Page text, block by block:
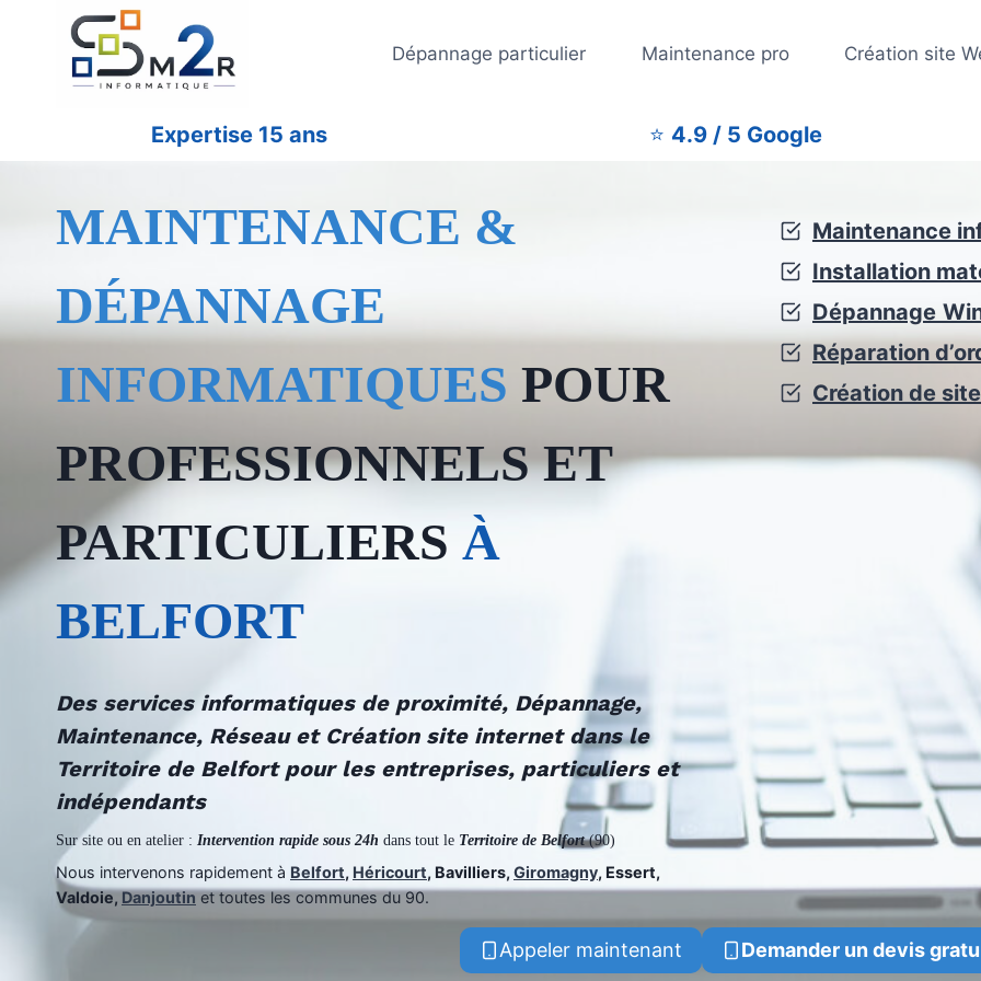
Dépannage particulier Maintenance pro Création site
Expertise 15 ans ⭐ 4.9 / 5 Google
MAINTENANCE &
DÉPANNAGE
INFORMATIQUES POUR
PROFESSIONNELS ET
PARTICULIERS À
BELFORT
Des services informatiques de proximité, Dépannage,
Maintenance, Réseau et Création site internet dans le
Territoire de Belfort pour les entreprises, particuliers et
indépendants
Sur site ou en atelier : Intervention rapide sous 24h dans tout le Territoire de Belfort(90)
Nous intervenons rapidement à Belfort, Héricourt, Bavilliers, Giromagny, Essert,
Valdoie,Danjoutinet toutes les communes du 90.
Maintenance
Installation
Dépannage
Réparation
Création de
Appeler maintenant Demander un devis